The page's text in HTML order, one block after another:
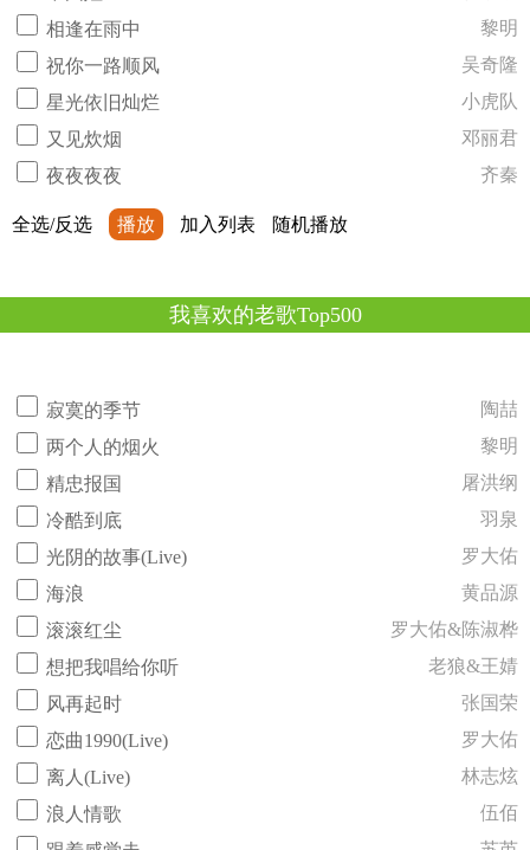
相逢在雨中
黎明
祝你一路顺风
吴奇隆
星光依旧灿烂
小虎队
又见炊烟
邓丽君
夜夜夜夜
齐秦
全选/反选 播放 加入列表 随机播放
我喜欢的老歌Top500
寂寞的季节
陶喆
两个人的烟火
黎明
精忠报国
屠洪纲
冷酷到底
羽泉
光阴的故事(Live)
罗大佑
海浪
黄品源
滚滚红尘
罗大佑&陈淑桦
想把我唱给你听
老狼&王婧
风再起时
张国荣
恋曲1990(Live)
罗大佑
离人(Live)
林志炫
浪人情歌
伍佰